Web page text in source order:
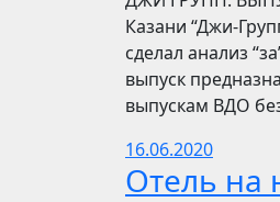
Казани “Джи-
сделал анализ
выпуск
выпускам ВДО
16.06.2020
Отель на